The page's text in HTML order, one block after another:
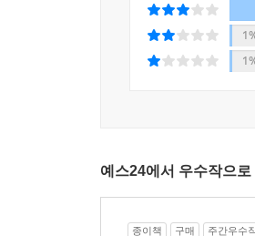
방식으로 접근했다면,
솔직함’으로 제시하는
- 이지후_LS미래원 그룹
- 전지석_CJ ENM E&M
1990년대의 가장 큰 문
예스24에서 우수작으
종이책 구매 주간우수